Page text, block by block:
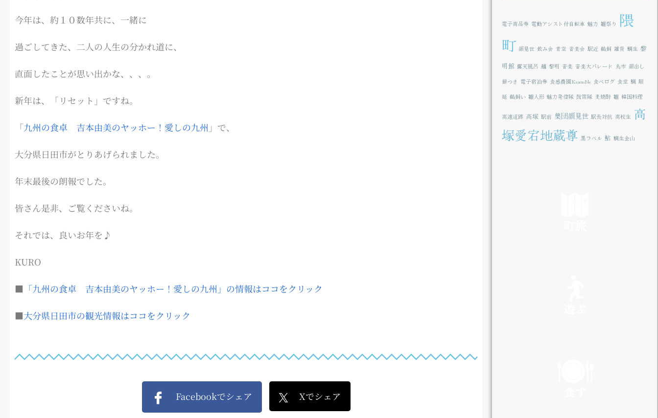
今年は、約１０数年共に、一緒に
過ごしてきた、二人の人生の分かれ道に、
直面したことが思い出かな、、、。
新年は、「リセット」ですね。
「九州の食卓 吉本由美のヤッホー！愛しの九州 」で、
大分県日田市がとりあげられました。
年末最後の朗報でした。
皆さん是非、ご覧くださいね。
それでは、良いお年を♪
KURO
■ 「九州の食卓 吉本由美のヤッホー！愛しの九州」の情報はココをクリック
■大分県日田市の観光情報はココをクリック
Facebookでシェア Xでシェア
電子商品券 電動アシスト付自転車 魅力 雛祭り
隈
町 顔見世 飲み会 青空 音楽会 駅近 鵜飼 雑貨 鯛生 黎
明館 露天風呂 麺 黎明 音楽 音楽大パレード 鳥市 顔出し
餅つき 電子宿泊券 食感農園KazetoNe 食べログ 食堂 鯛 順
延 鵜飼い 雛人形 魅力発信隊 鼓笛隊 麦焼酎 雛 韓国料理
高速道路 高塚 駅前 集団顔見世 駅長対抗 高校生 高
塚愛宕地蔵尊 黒ラベル 鮎 鯛生金山